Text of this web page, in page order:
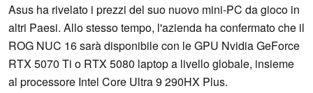
Asus ha rivelato i prezzi del suo nuovo mini-PC da gioco in
altri Paesi. Allo stesso tempo, l'azienda ha confermato che il
ROG NUC 16 sarà disponibile con le GPU Nvidia GeForce
RTX 5070 Ti o RTX 5080 laptop a livello globale, insieme
al processore Intel Core Ultra 9 290HX Plus.